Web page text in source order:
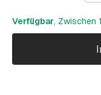
Verfügbar, Zwischen